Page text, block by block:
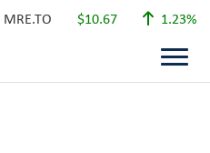
MRE.TO $10.67 1.23%